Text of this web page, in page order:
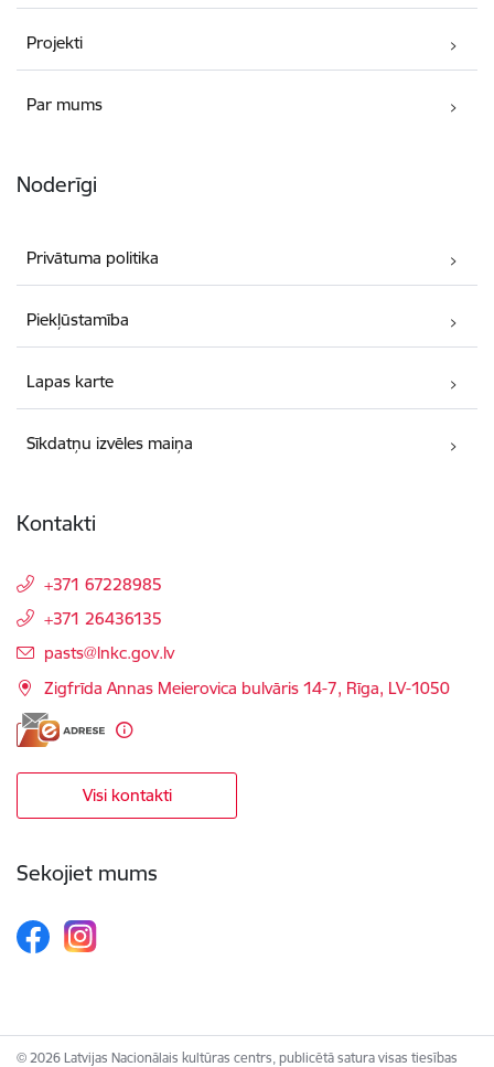
Projekti
Par mums
Noderīgi
Privātuma politika
Piekļūstamība
Lapas karte
Sīkdatņu izvēles maiņa
Kontakti
+371 67228985
+371 26436135
E-pasts:
pasts@lnkc.gov.lv
Zigfrīda Annas Meierovica bulvāris 14-7, Rīga, LV-1050
Visi kontakti
Sekojiet mums
© 2026 Latvijas Nacionālais kultūras centrs, publicētā satura visas tiesības